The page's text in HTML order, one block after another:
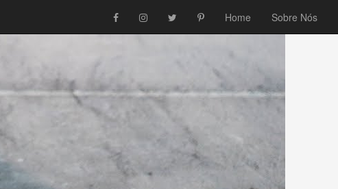
Home Sobre Nós